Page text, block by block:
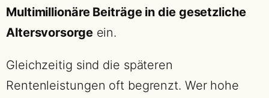
Multimillionäre Beiträge in die gesetzliche
Altersvorsorgeein.
Gleichzeitig sind die späteren
Rentenleistungen oft begrenzt. Wer hohe